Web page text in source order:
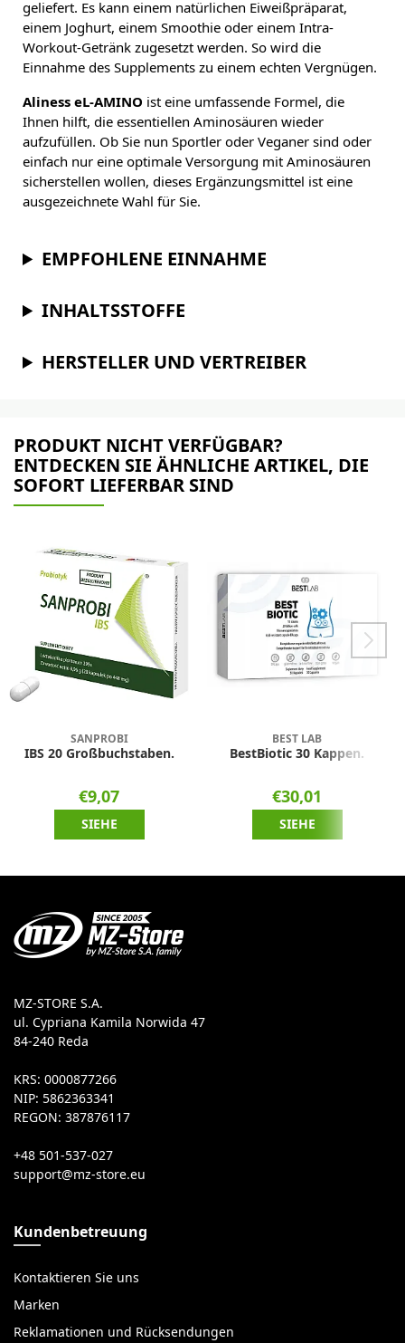
geliefert. Es kann einem natürlichen Eiweißpräparat,
einem Joghurt, einem Smoothie oder einem Intra-
Workout-Getränk zugesetzt werden. So wird die
Einnahme des Supplements zu einem echten Vergnügen.
Aliness eL-AMINO ist eine umfassende Formel, die
Ihnen hilft, die essentiellen Aminosäuren wieder
aufzufüllen. Ob Sie nun Sportler oder Veganer sind oder
einfach nur eine optimale Versorgung mit Aminosäuren
sicherstellen wollen, dieses Ergänzungsmittel ist eine
ausgezeichnete Wahl für Sie.
EMPFOHLENE EINNAHME
INHALTSSTOFFE
HERSTELLER UND VERTREIBER
PRODUKT NICHT VERFÜGBAR?
ENTDECKEN SIE ÄHNLICHE ARTIKEL, DIE
SOFORT LIEFERBAR SIND
SANPROBI
IBS 20 Großbuchstaben.
€9,07
SIEHE
BEST LAB
BestBiotic 30 Kappen.
€30,01
SIEHE
MZ-STORE S.A.
ul. Cypriana Kamila Norwida 47
84-240 Reda
KRS: 0000877266
NIP: 5862363341
REGON: 387876117
+48 501-537-027
Kundenbetreuung
Kontaktieren Sie uns
Marken
Reklamationen und Rücksendungen